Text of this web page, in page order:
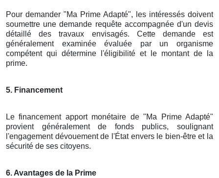
Pour demander "Ma Prime Adapté", les intéressés doivent
soumettre une demande requête accompagnée d'un devis
détaillé des travaux envisagés. Cette demande est
généralement examinée évaluée par un organisme
compétent qui détermine l'éligibilité et le montant de la
prime.
5. Financement
Le financement apport monétaire de "Ma Prime Adapté"
provient généralement de fonds publics, soulignant
l'engagement dévouement de l'État envers le bien-être et la
sécurité de ses citoyens.
6. Avantages de la Prime